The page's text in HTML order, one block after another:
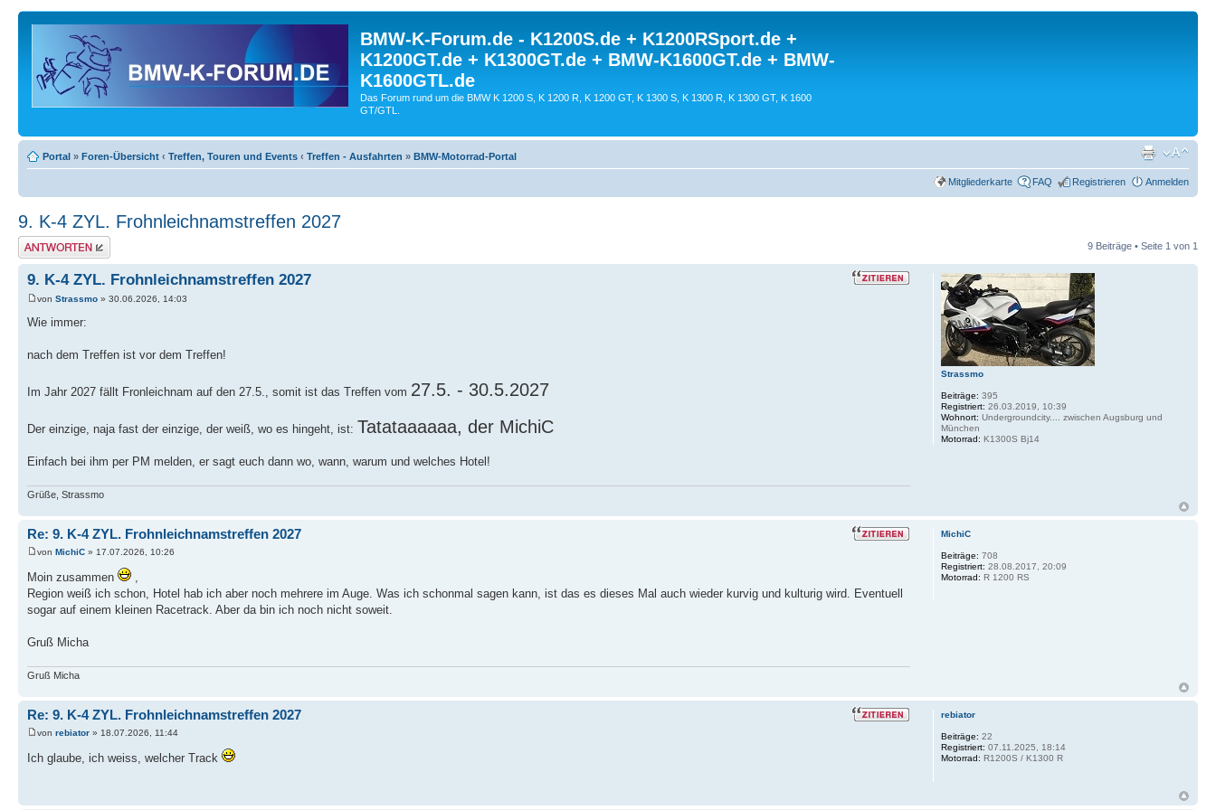
BMW-K-Forum.de - K1200S.de + K1200RSport.de +
K1200GT.de + K1300GT.de + BMW-K1600GT.de + BMW-
K1600GTL.de
Das Forum rund um die BMW K 1200 S, K 1200 R, K 1200 GT, K 1300 S, K 1300 R, K 1300 GT, K 1600
GT/GTL.
Portal » Foren-Übersicht ‹ Treffen, Touren und Events ‹ Treffen - Ausfahrten » BMW-Motorrad-Portal
Mitgliederkarte FAQ Registrieren Anmelden
9. K-4 ZYL. Frohnleichnamstreffen 2027
Antwort schreiben 9 Beiträge • Seite 1 von 1
9. K-4 ZYL. Frohnleichnamstreffen 2027
von Strassmo » 30.06.2026, 14:03
Wie immer:
nach dem Treffen ist vor dem Treffen!
Im Jahr 2027 fällt Fronleichnam auf den 27.5., somit ist das Treffen vom 27.5. - 30.5.2027
Der einzige, naja fast der einzige, der weiß, wo es hingeht, ist: Tatataaaaaa, der MichiC
Einfach bei ihm per PM melden, er sagt euch dann wo, wann, warum und welches Hotel!
Grüße, Strassmo
Strassmo
Beiträge: 395
Registriert: 26.03.2019, 10:39
Wohnort: Undergroundcity.... zwischen Augsburg und
München
Motorrad: K1300S Bj14
Re: 9. K-4 ZYL. Frohnleichnamstreffen 2027
von MichiC » 17.07.2026, 10:26
Moin zusammen
Region weiß ich schon, Hotel hab ich aber noch mehrere im Auge. Was ich schonmal sagen kann, ist das es dieses Mal auch wieder kurvig und kulturig wird. Eventuell
sogar auf einem kleinen Racetrack. Aber da bin ich noch nicht soweit.
Gruß Micha
Gruß Micha
MichiC
Beiträge: 708
Registriert: 28.08.2017, 20:09
Motorrad: R 1200 RS
Re: 9. K-4 ZYL. Frohnleichnamstreffen 2027
von rebiator » 18.07.2026, 11:44
Ich glaube, ich weiss, welcher Track
rebiator
Beiträge: 22
Registriert: 07.11.2025, 18:14
Motorrad: R1200S / K1300 R